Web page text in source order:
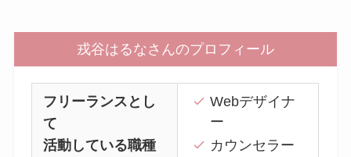
戎谷はるなさんのプロフィール
フリーランスとし
て
活動している職種
Webデザイナ
ー
カウンセラー